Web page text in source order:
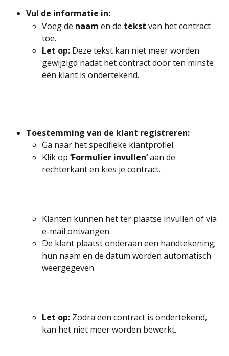
Vul de informatie in:
Voeg de naam en de tekst van het contract
toe.
Let op: Deze tekst kan niet meer worden
gewijzigd nadat het contract door ten minste
één klant is ondertekend.
Toestemming van de klant registreren:
Ga naar het specifieke klantprofiel.
Klik op ‘Formulier invullen’ aan de
rechterkant en kies je contract.
Klanten kunnen het ter plaatse invullen of via
e-mail ontvangen.
De klant plaatst onderaan een handtekening;
hun naam en de datum worden automatisch
weergegeven.
Let op: Zodra een contract is ondertekend,
kan het niet meer worden bewerkt.